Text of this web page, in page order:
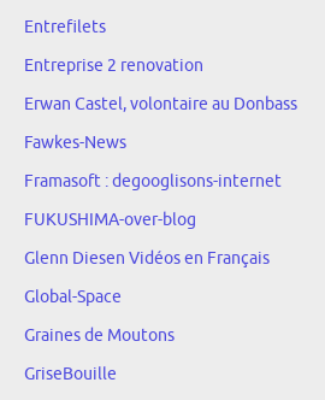
Entrefilets
Entreprise 2 renovation
Erwan Castel, volontaire au Donbass
Fawkes-News
Framasoft : degooglisons-internet
FUKUSHIMA-over-blog
Glenn Diesen Vidéos en Français
Global-Space
Graines de Moutons
GriseBouille